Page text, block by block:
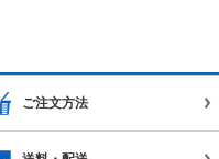
ご注文方法